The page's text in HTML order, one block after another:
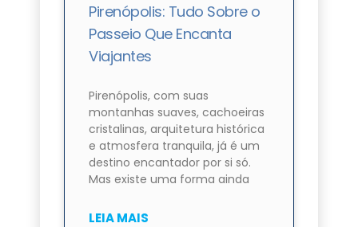
Pirenópolis: Tudo Sobre o
Passeio Que Encanta
Viajantes
Pirenópolis, com suas
montanhas suaves, cachoeiras
cristalinas, arquitetura histórica
e atmosfera tranquila, já é um
destino encantador por si só.
Mas existe uma forma ainda
LEIA MAIS